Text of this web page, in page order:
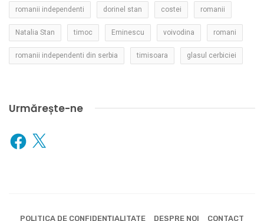
romanii independenti dorinel stan costei romanii
Natalia Stan timoc Eminescu voivodina romani
romanii independenti din serbia timisoara glasul cerbiciei
Urmărește-ne
Facebook
X
POLITICA DE CONFIDENȚIALITATE DESPRE NOI CONTACT